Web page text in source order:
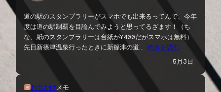
道の駅のスタンプラリーがスマホでも出来るってんで、今年
度は道の駅制覇を目論んでみようと思ってるざます！（ち
な、紙のスタンプラリーは台紙が¥400だがスマホは無料）
先日新篠津温泉行ったときに新篠津の道… 続きを読む
5月3日
お出かけ メモ